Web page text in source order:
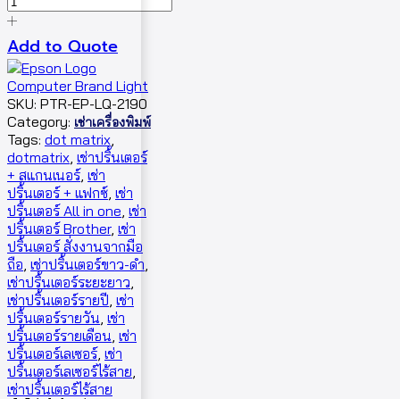
Add to Quote
SKU: PTR-EP-LQ-2190
Category: เช่าเครื่องพิมพ์
Tags: dot matrix
dotmatrix เช่าปริ้นเตอร์
+ สแกนเนอร์, เช่า
ปริ้นเตอร์ + แฟกซ์ เช่า
ปริ้นเตอร์ All in one เช่า
ปริ้นเตอร์ Brother, เช่า
ปริ้นเตอร์ สั่งงานจากมือ
ถือ เช่าปริ้นเตอร์ขาว-ดำ
เช่าปริ้นเตอร์ระยะยาว
เช่าปริ้นเตอร์รายปี เช่า
ปริ้นเตอร์รายวัน เช่า
ปริ้นเตอร์รายเดือน เช่า
ปริ้นเตอร์เลเซอร์, เช่า
ปริ้นเตอร์เลเซอร์ไร้สาย
เช่าปริ้นเตอร์ไร้สาย